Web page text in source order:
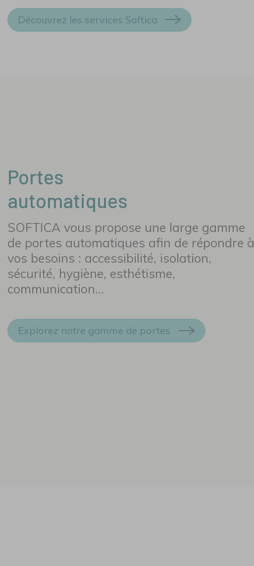
Découvrez les services Softica
Portes
automatiques
SOFTICA vous propose une large gamme
de portes automatiques afin de répondre à
vos besoins : accessibilité, isolation,
sécurité, hygiène, esthétisme,
communication…
Explorez notre gamme de portes